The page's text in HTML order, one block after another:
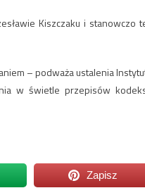
Kiszczaku i stanowczo
– podważa ustalenia
w świetle przepisów
Zapisz